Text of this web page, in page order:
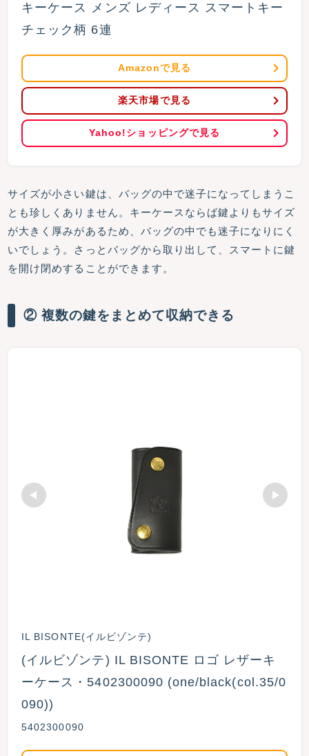
キーケース メンズ レディース スマートキー
チェック柄 6連
Amazonで見る
楽天市場で見る
Yahoo!ショッピングで見る
サイズが小さい鍵は、バッグの中で迷子になってしまうこ
とも珍しくありません。キーケースならば鍵よりもサイズ
が大きく厚みがあるため、バッグの中でも迷子になりにく
いでしょう。さっとバッグから取り出して、スマートに鍵
を開け閉めすることができます。
② 複数の鍵をまとめて収納できる
IL BISONTE(イルビゾンテ)
(イルビゾンテ) IL BISONTE ロゴ レザーキ
ーケース・5402300090 (one/black(col.35/0
090))
5402300090